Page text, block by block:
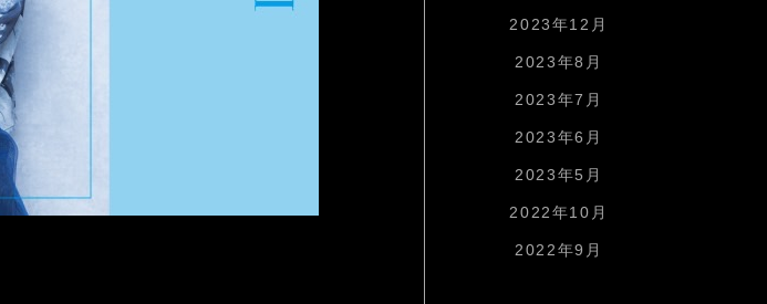
2023年12月
2023年8月
2023年7月
2023年6月
2023年5月
2022年10月
2022年9月